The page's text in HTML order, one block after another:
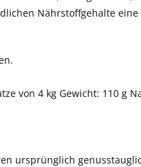
Nährstoffgehalte eine
von 4 kg Gewicht: 110 g
ursprünglich